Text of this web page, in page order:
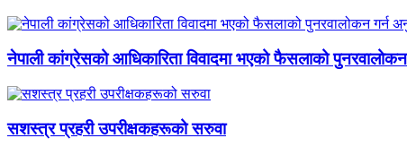
नेपाली कांग्रेसको आधिकारिता विवादमा भएको फैसलाको
सशस्त्र प्रहरी उपरीक्षकहरूको सरुवा